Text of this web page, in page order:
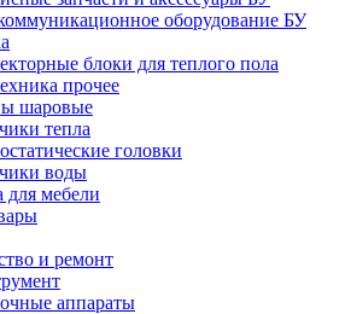
оборудование БУ
блоки для теплого пола
прочее
шаровые
тепла
головки
воды
мебели
и ремонт
аппараты